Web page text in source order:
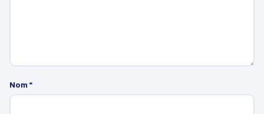
Nom *